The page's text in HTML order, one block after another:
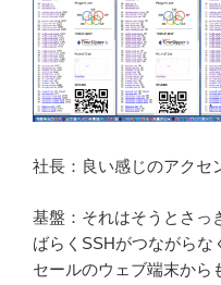
社長：良い感じのアクセ
基盤：それはそうとさっ
ばらくSSHがつながらな
セールのウェブ端末から